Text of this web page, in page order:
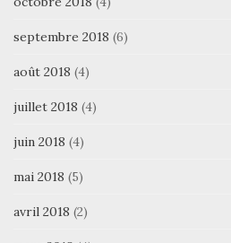
septembre 2018 (6)
août 2018 (4)
juillet 2018 (4)
juin 2018 (4)
mai 2018 (5)
avril 2018 (2)